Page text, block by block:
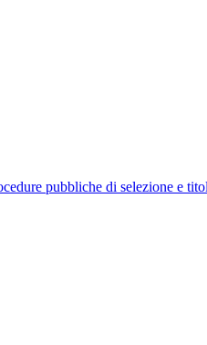
pubbliche di selezione e